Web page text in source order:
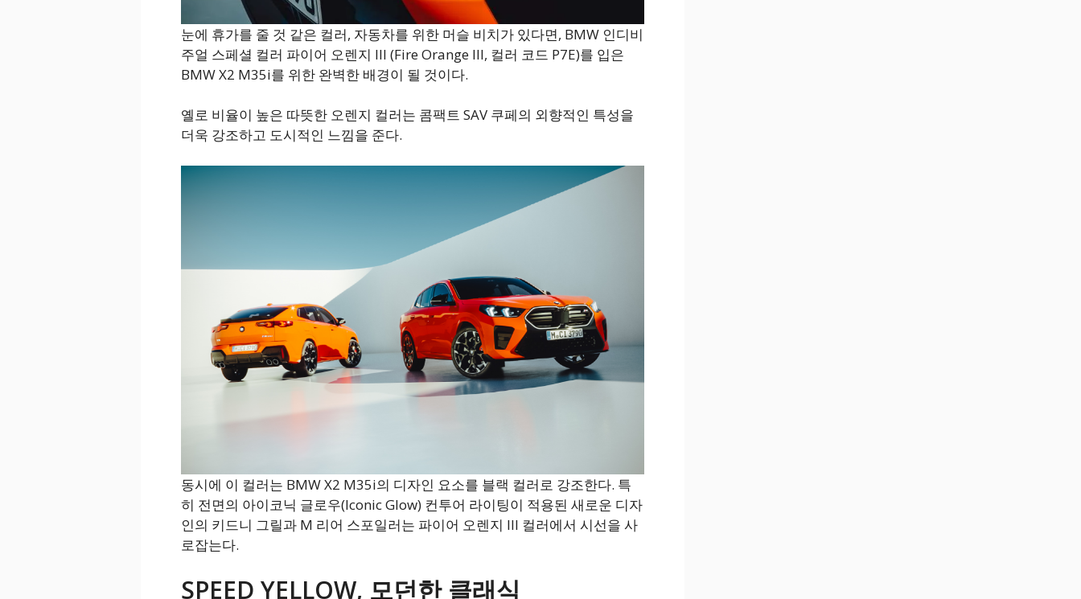
눈에 휴가를 줄 것 같은 컬러, 자동차를 위한 머슬 비치가 있다면, BMW 인디비
주얼 스페셜 컬러 파이어 오렌지 III (Fire Orange III, 컬러 코드 P7E)를 입은
BMW X2 M35i를 위한 완벽한 배경이 될 것이다.
옐로 비율이 높은 따뜻한 오렌지 컬러는 콤팩트 SAV 쿠페의 외향적인 특성을
더욱 강조하고 도시적인 느낌을 준다.
동시에 이 컬러는 BMW X2 M35i의 디자인 요소를 블랙 컬러로 강조한다. 특
히 전면의 아이코닉 글로우(Iconic Glow) 컨투어 라이팅이 적용된 새로운 디자
인의 키드니 그릴과 M 리어 스포일러는 파이어 오렌지 III 컬러에서 시선을 사
로잡는다.
SPEED YELLOW, 모던한 클래식